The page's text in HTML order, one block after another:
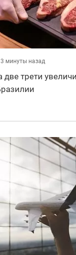
3 минуты назад
две трети